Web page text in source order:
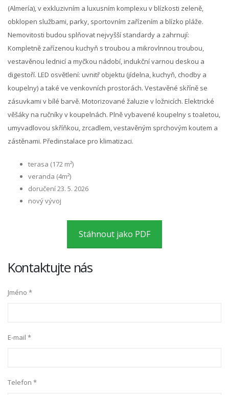
(Almería), v exkluzivním a luxusním komplexu v blízkosti zeleně,
obklopen službami, parky, sportovním zařízením a blízko pláže.
Nemovitosti budou splňovat nejvyšší standardy a zahrnují:
Kompletně zařízenou kuchyň s troubou a mikrovlnnou troubou,
vestavěnou lednicí a myčkou nádobí, indukční varnou deskou a
digestoří. LED osvětlení: uvnitř objektu (jídelna, kuchyň, chodby a
koupelny) a také ve venkovních prostorách. Vestavěné skříně se
zásuvkami v bílé barvě. Motorizované žaluzie v ložnicích. Elektrické
věšáky na ručníky v koupelnách. Plně vybavené koupelny s toaletou,
umyvadlovou skříňkou, zrcadlem, vestavěným sprchovým koutem a
zástěnami. Předinstalace pro klimatizaci.
terasa (172 m²)
veranda (4m²)
doručení 23. 5. 2026
nový vývoj
Stáhnout jako PDF
Kontaktujte nás
Jméno *
E-mail *
Telefon *